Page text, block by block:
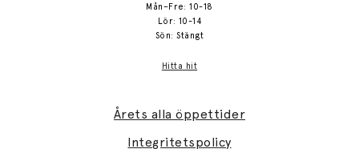
Mån–Fre: 10-18
Lör: 10-14
Sön: Stängt
Hitta hit
Årets alla öppettider
Integritetspolicy